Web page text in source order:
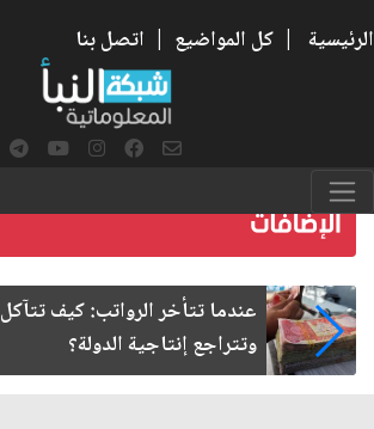
الرئيسية | كل المواضيع | اتصل بنا
صمت الطريق بعد الأربعين